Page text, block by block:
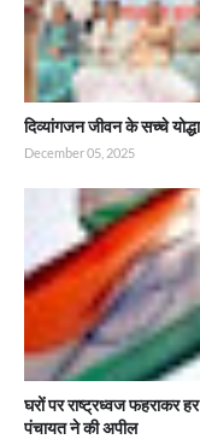
दिव्यांगजन जीवन के सच्चे
December 05, 2025
घरों पर राष्ट्रध्वज फहराकर
पंचायत ने की अपील